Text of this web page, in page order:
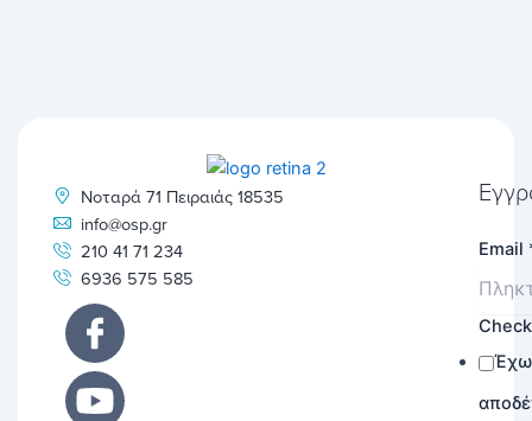
Νοταρά 71 Πειραιάς 18535
info@osp.gr
210 41 71 234
6936 575 585
Email
Έχω